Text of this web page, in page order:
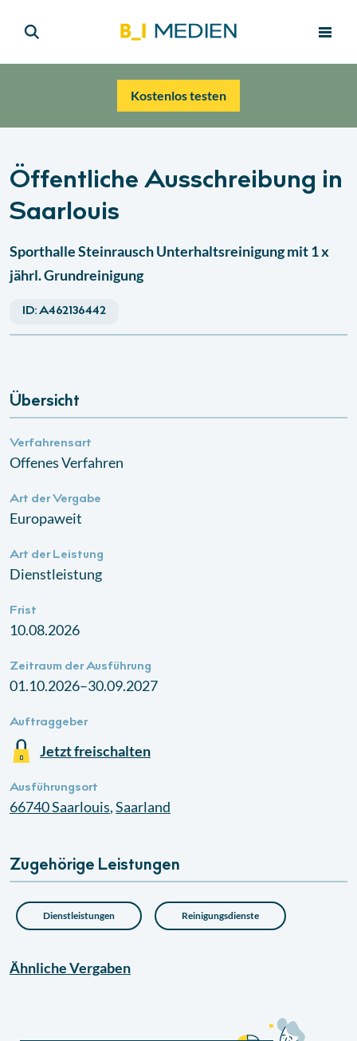
Kostenlos testen
Öffentliche Ausschreibung in
Saarlouis
Sporthalle Steinrausch Unterhaltsreinigung mit 1 x
jährl. Grundreinigung
ID:A462136442
Übersicht
Verfahrensart
Offenes Verfahren
Art der Vergabe
Europaweit
Art der Leistung
Dienstleistung
Frist
10.08.2026
Zeitraum der Ausführung
01.10.2026–30.09.2027
Auftraggeber
Jetzt freischalten
Ausführungsort
66740Saarlouis,Saarland
Zugehörige Leistungen
Dienstleistungen Reinigungsdienste
ÄhnlicheVergaben